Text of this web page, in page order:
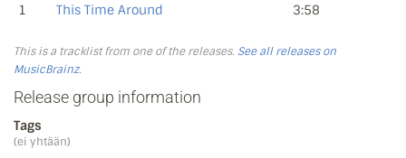
1 This Time Around 3:58
This is a tracklist from one of the releases. See all releases on
MusicBrainz.
Release group information
Tags
(ei yhtään)